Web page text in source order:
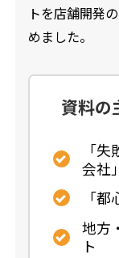
トを店舗開発
めました。
資料の
「
会社
「
地方
ト